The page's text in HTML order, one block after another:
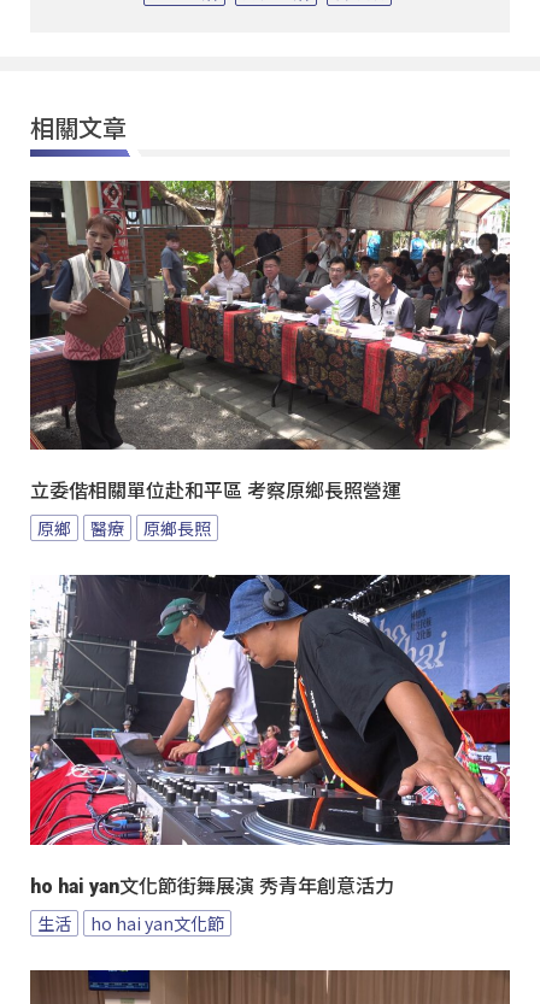
相關文章
立委偕相關單位赴和平區 考察原鄉長照營運
原鄉 醫療 原鄉長照
ho hai yan文化節街舞展演 秀青年創意活力
生活 ho hai yan文化節